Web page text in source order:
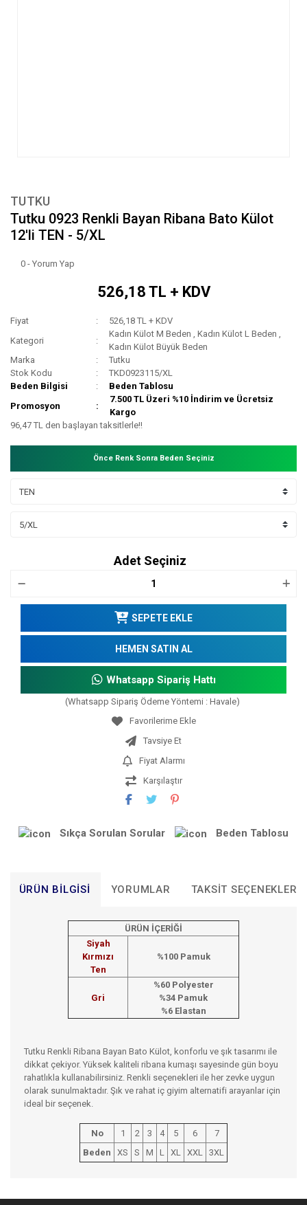
TUTKU
Tutku 0923 Renkli Bayan Ribana Bato Külot
12'li TEN - 5/XL
0 - Yorum Yap
526,18 TL + KDV
Fiyat
526,18 TL + KDV
Kategori
Kadın Külot M Beden ,Kadın Külot L Beden ,
Kadın Külot Büyük Beden
Marka
Tutku
Stok Kodu
TKD0923115/XL
Beden Bilgisi
Beden Tablosu
Promosyon
7.500 TL Üzeri %10 İndirim ve Ücretsiz
Kargo
96,47 TL den başlayan taksitlerle!!
Önce Renk Sonra Beden Seçiniz
Adet Seçiniz
SEPETE EKLE
HEMEN SATIN AL
Whatsapp Sipariş Hattı
(Whatsapp Sipariş Ödeme Yöntemi : Havale)
Tavsiye Et
Fiyat Alarmı
Karşılaştır
Sıkça Sorulan Sorular Beden Tablosu
ÜRÜN BILGISI YORUMLAR TAKSIT SEÇENEKLERI
ÜRÜN İÇERİĞİ
Siyah
Kırmızı
Ten
%100 Pamuk
Gri
%60 Polyester
%34 Pamuk
%6 Elastan
Tutku Renkli Ribana Bayan Bato Külot, konforlu ve şık tasarımı ile
dikkat çekiyor. Yüksek kaliteli ribana kumaşı sayesinde gün boyu
rahatlıkla kullanabilirsiniz. Renkli seçenekleri ile her zevke uygun
olarak sunulmaktadır. Şık ve rahat iç giyim alternatifi arayanlar için
ideal bir seçenek.
No 1 2 3 4 5 6
7
Beden
XS S M L XL XXL 3XL
Bu ürünün fiyat bilgisi, resim, ürün açıklamalarında ve diğer